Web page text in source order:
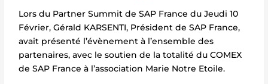
Lors du Partner Summit de SAP France du Jeudi 10
Février, Gérald KARSENTI, Président de SAP France,
avait présenté l’évènement à l’ensemble des
partenaires, avec le soutien de la totalité du COMEX
de SAP France à l’association Marie Notre Etoile.